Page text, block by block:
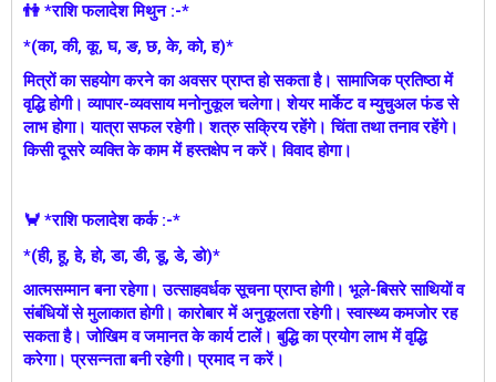
👫 *राशि फलादेश मिथुन :-*
*(का, की, कू, घ, ङ, छ, के, को, ह)*
मित्रों का सहयोग करने का अवसर प्राप्त हो सकता है। सामाजिक प्रतिष्ठा में
वृद्धि होगी। व्यापार-व्यवसाय मनोनुकूल चलेगा। शेयर मार्केट व म्युचुअल फंड से
लाभ होगा। यात्रा सफल रहेगी। शत्रु सक्रिय रहेंगे। चिंता तथा तनाव रहेंगे।
किसी दूसरे व्यक्ति के काम में हस्तक्षेप न करें। विवाद होगा।
🦀 *राशि फलादेश कर्क :-*
*(ही, हू, हे, हो, डा, डी, डू, डे, डो)*
आत्मसम्मान बना रहेगा। उत्साहवर्धक सूचना प्राप्त होगी। भूले-बिसरे साथियों व
संबंधियों से मुलाकात होगी। कारोबार में अनुकूलता रहेगी। स्वास्थ्य कमजोर रह
सकता है। जोखिम व जमानत के कार्य टालें। बुद्धि का प्रयोग लाभ में वृद्धि
करेगा। प्रसन्नता बनी रहेगी। प्रमाद न करें।